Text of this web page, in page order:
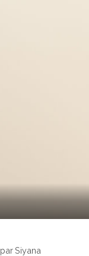
parSiyana